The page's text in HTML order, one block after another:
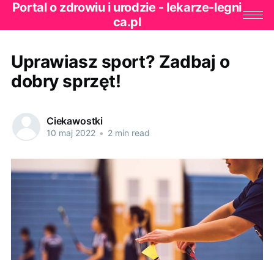
Portal o zdrowiu i urodzie - lekarze-legni
ca.pl
Uprawiasz sport? Zadbaj o
dobry sprzęt!
Ciekawostki
10 maj 2022 • 2 min read